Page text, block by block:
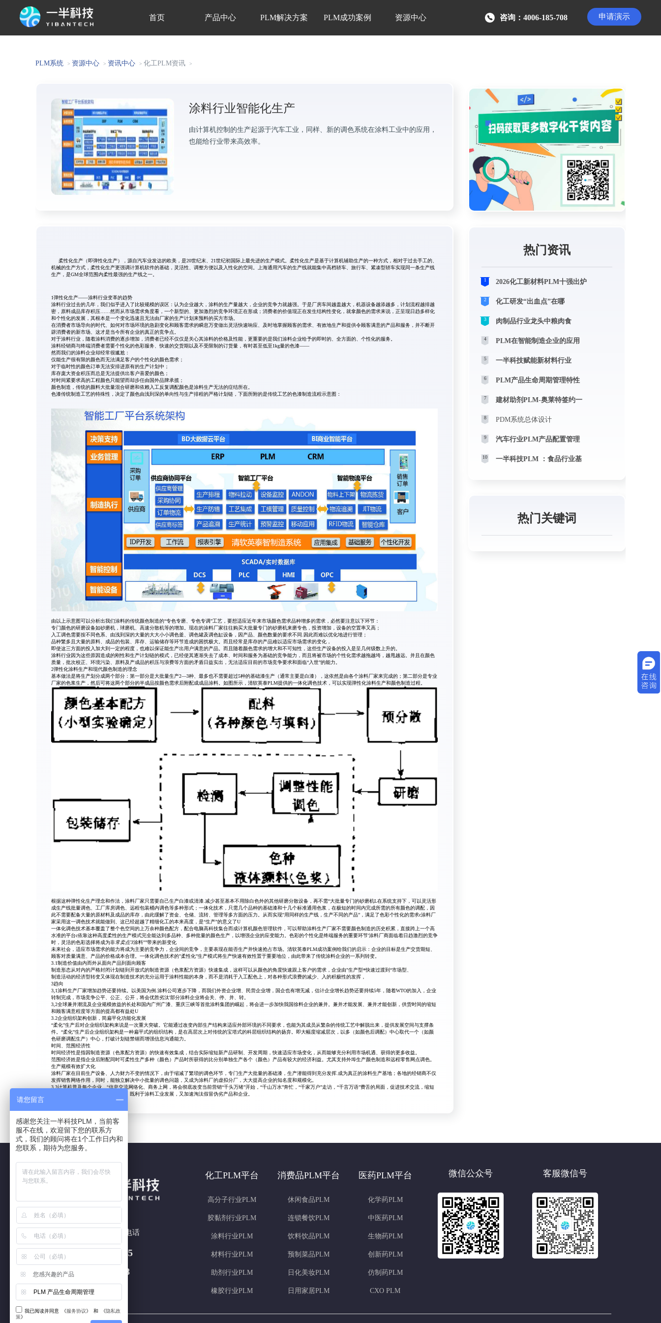
首页 产品中心 PLM解决方案 PLM成功案例 资源中心 申请演示
咨询：4006-185-708
PLM系统 > 资源中心 > 资讯中心 > 化工PLM资讯 >
涂料行业智能化生产
由计算机控制的生产起源于汽车工业，同样、新的调色系统在涂料工业中的应用，
也能给行业带来高效率。
柔性化生产（即弹性化生产），源自汽车业发达的欧美，是20世纪末、21世纪初国际上最先进的生产模式。柔性化生产是基于计算机辅助生产的一种方式，相对于过去手工的、
机械的生产方式，柔性化生产更强调计算机软件的基础，灵活性、调整方便以及入性化的空间。上海通用汽车的生产线就能集中高档轿车、旅行车、紧凑型轿车实现同一条生产线
生产，是GM全球范围内柔性最强的生产线之一。
1弹性化生产——涂料行业变革的趋势
涂料行业过去的几年，我们似乎进入了比较规模的误区：认为企业越大，涂料的生产量越大，企业的竞争力就越强。于是厂房车间越盖越大，机器设备越添越多，计划流程越排越
密，原料成品库存积压……然而从市场需求角度看，一个新型的、更加激烈的竞争环境正在形成；消费者的价值现正在发生结构性变化，就拿颜色的需求来说，正呈现日趋多样化
和个性化的发展，其根本是一个变化迅速且无法由厂家的生产计划来预料的买方市场。
在消费者市场导向的时代、如何对市场环境的急剧变化和顾客需求的瞬息万变做出灵活快速响应、及时地掌握顾客的需求、有效地生产和提供令顾客满意的产品和服务，并不断开
辟消费者的新市场、这才是当今所有企业的真正的竞争点。
对于涂料行业，随着涂料消费的逐步增加，消费者已经不仅仅是关心其涂料的价格及性能，更重要的是我们涂料企业给予的即时的、全方面的、个性化的服务。
涂料经销商与终端消费者需要个性化的色彩服务、快速的交货期以及不受限制的订货量，有时甚至低至1kg量的色漆——
然而我们的涂料企业却经常很尴尬：
仅能生产很有限的颜色而无法满足客户的个性化的颜色需求；
对于临时性的颜色订单无法安排进原有的生产计划中；
库存庞大资金积压而总是无法提供出客户喜爱的颜色；
对时间紧要求高的工程颜色只能望而却步任由国外品牌承揽；
颜色制造，传统的颜料大批量混合研磨和依赖入工反复调配颜色是涂料生产无法的症结所在。
色漆传统制造工艺的特殊性，决定了颜色由浅到深的单向性与生产排程的严格计划链，下面所附的是传统工艺的色漆制造流程示意图：
由以上示意图可以分析出我们涂料的传统颜色制造的“专色专磨、专色专调”工艺，要想适应近年来市场颜色需求品种增多的需求，必然要注意以下环节：
专门颜色的研磨设备如砂磨机，球磨机、高速分散机等的增加。现在的涂料厂家往往购买大批量专门的砂磨机来磨专色，投资增加，设备的空置率又高；
入工调色需要按不同色系、由浅到深的大量的大大小小调色釜、调色罐及调色缸设备，因产品、颜色数量的要求不同.因此而难以优化地进行管理；
品种繁多且大量的原料、成品的包装、库存、运输储存等环节造成的困扰极大。而且经常是库存的产品难以适应市场需求的变化，
即使这三方面的投入加大到一定的程度，也难以保证能生产出用户满意的产品。而且随着颜色需求的增大和不可知性，这些生产设备的投入是呈几何级数上升的。
涂料行业因为这些原因造成的刚性和生产计划链的模式，已经使其逐渐失去了成本、时间和服务为基础的竞争能力，而且将被市场的个性化需求越拖越垮，越甩越远。并且在颜色
质量，批次校正、环境污染、原料及产成品的积压与浪费等方面的矛盾日益实出，无法适应目前的市场竞争要求和面临“入世”的能力。
2弹性化涂料生产和现代颜色制造的理念
基本做法是将生产划分成两个部分：第一部分是大批量生产2—3种、最多也不需要超过5种的基础漆生产（通常主要是白漆），这依然是由各个涂料厂家来完成的；第二部分是专业
厂家的色浆生产，然后可将这两个部分的半成品按颜色需求后附配成成品涂料。如图所示，清软英泰PLM提供的一体化调色技术，可以实现弹性化涂料生产和颜色制造过程。
根据这种弹性化生产理念和作法，涂料厂家只需要自己生产白漆或清漆.减少甚至基本不用除白色外的其他研磨分散设备，再不需“大批量专门的砂磨机L在系统支持下，可以灵活形
成生产线批量调色、工厂库房调色、远程包装桶内调色等多种形式；一体化技术，只需几个品种的基础漆和十几个标准通用色浆，在极短的时间内完成所需的所有颜色的调配，因
此不需要配备大量的原材料及成品的库存，由此缓解了资金、仓储、流转、管理等多方面的压力。从而实现''用同样的生产线，生产不同的产品”，满足了色彩个性化的需求c涂料厂
家采用这一调色技术就能做到、这已经超越了精细化工的本来高度，是“生产"的意义了U
一体化调色技术基本覆盖了整个色空间的上万余种颜色配方，配合电脑高科技集合而成计算机颜色管理软件，可以帮助涂料生产厂家不需要颜色制造的历史积累，直接跨上一个高
水准的平台c依靠这种高度柔性的生产模式完全能达到多品种、多种批量的颜色生产，以增强企业的应变能力。色彩的个性化是终端服务的重要环节'涂料厂商面临着日趋激烈的竞争
时，灵活的色彩选择将成为非常卖点'3涂料"”带来的新变化
未来社会，适应市场需求的能力将成为主要的竞争力，企业间的竞争，主要表现在能否生产并快速抢占市场。清软英泰PLM成功案例给我们的启示：企业的目标是生产交货期短、
顾客对质量满意、产品的价格成本合理。一体化调色技术的"柔性化”生产模式将生产快速有效性置于重要地位，由此带来了传统涂料企业的一系列转变。
3.1制造价值由内而外从面向产品到面向顾客
制造形态从对内的严格封闭计划链到开放式的制造资源（色浆配方资源）快速集成，这样可以从颜色的角度快速跟上客户的需求，企业由"生产型*快速过渡到“市场型、
制造活动的经济型转变又体现在制造技术的充分运用于涂料性能的本身，而不是消耗于入工配色上，对各种形式浪费的减少、入的积极性的发挥，
3趋向
3,1涂料生产厂家增加趋势还要持续。以美国为例.涂料公司逐步下降，而我们外资企业增、民营企业增，国企也有增无减，估计企业增长趋势还要持续5年，随着WTO的加入，企业
转制完成，市场竞争公平、公正、公开，将会优胜劣汰'部分涂料企业将会关、停、并、转。
3,2全球兼并潮流及企业规模效益的长处和国内广州广漆、重庆三峡等首批涂料集团的崛起，将会进一步加快我国徐料企业的兼并。兼并才能发展、兼并才能创新，供货时间的缩短
和顾客满意程度等方面的提高都有益处U
3.2企业组织架构创新，简扁平化功能化发展
“柔化”生产后对企业组织架构来说是一次重大突破。它能通过改变内部生产结构来适应外部环境的不同要求，也能为其成员从繁杂的传统工艺中解脱出来，提供发展空间与支撑条
件。“柔化”生产后企业组织架构是一种扁平式的组织结构，是在高层次上对传统的宝塔式的科层组织结构的扬弃。即大幅度缩减层次，以多（如颜色后调配）中心取代一个（如颜
色研磨调配生产）中心，打破计划链禁锢而增强信息沟通能力。
时间、范围经济性
时间经济性是指因制造资源（色浆配方资源）的快速有效集成，结合实际缩短新产品研制、开发周期，快速适应市场变化，从而能够充分利用市场机遇、获得的更多收益。
范围经济姓是指企业后附配同时可柔性生产多种（颜色）产品时所获得的比分别单独生产各个（颜色）产品有较大的经济利益。尤其支持外埠生产颜色制造和远程零售网点调色。
生产规模有效扩大化
涂料厂家在目前生产设备、人力财力不变的情况下，由于缩减了繁琐的调色环节，专门生产大批量的基础漆，生产潜能得到充分发挥.成为真正的涂料生产基地；各地的经销商不仅
发挥销售网络作用，同时，能独立解决中小批量的调色问题，又成为涂料厂的虚拟分厂，大大提高企业的知名度和规模化。
3.3计算机普及每个企业、°信息交流网络化、商务上网，将会彻底改变当前营销“千头万绪”开始，“千山万水”奔忙，“千家万户”走访，“千言万语”费舌的局面，促进技术交流，缩短
新品上市周期，加快产品更新换代，既利于涂料工业发展，又加速淘汰假冒伪劣产品和企业。
热门资讯
1 2026化工新材料PLM十强出炉
2 化工研发“出血点”在哪
3 肉制品行业龙头中粮肉食
4 PLM在智能制造企业的应用
5 一半科技赋能新材料行业
6 PLM产品生命周期管理特性
7 建材助剂PLM-奥莱特签约一
8 PDM系统总体设计
9 汽车行业PLM产品配置管理
10 一半科技PLM ：食品行业基
热门关键词
7x24h 全国热线电话
180 5877 3415
400-618-5708
化工PLM平台
高分子行业PLM
胶黏剂行业PLM
涂料行业PLM
材料行业PLM
助剂行业PLM
橡胶行业PLM
消费品PLM平台
休闲食品PLM
连锁餐饮PLM
饮料饮品PLM
预制菜品PLM
日化美妆PLM
日用家居PLM
医药PLM平台
化学药PLM
中医药PLM
生物药PLM
创新药PLM
仿制药PLM
CXO PLM
微信公众号 客服微信号
请您留言
感谢您关注一半科技PLM，当前客
服不在线，欢迎留下您的联系方
式，我们的顾问将在1个工作日内和
您联系，期待为您服务。
您感兴趣的产品
PLM 产品生命周期管理
我已阅读并同意 《服务协议》 和 《隐私政
策》